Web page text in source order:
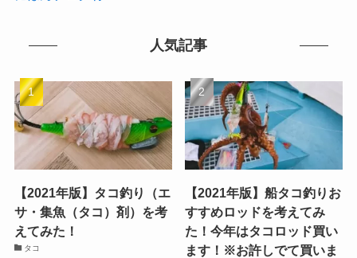
人気記事
【2021年版】タコ釣り（エ
サ・集魚（タコ）剤）を考
えてみた！
タコ
【2021年版】船タコ釣りお
すすめロッドを考えてみ
た！今年はタコロッド買い
ます！※お許しでて買いま